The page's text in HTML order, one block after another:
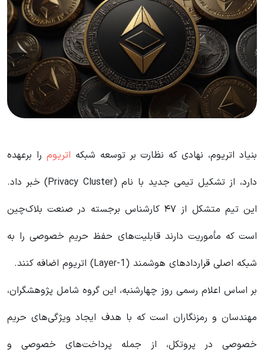
بنیاد اتریوم، نهادی که نظارت بر توسعه شبکه اتریوم را برعهده
دارد، از تشکیل تیمی جدید با نام (Privacy Cluster) خبر داد.
این تیم متشکل از ۴۷ کارشناس برجسته در صنعت بلاک‌چین
است که مأموریت دارند قابلیت‌های حفظ حریم خصوصی را به
شبکه اصلی قراردادهای هوشمند (Layer-1) اتریوم اضافه کنند.
بر اساس اعلام رسمی روز چهارشنبه، این گروه شامل پژوهشگران،
مهندسان و رمزنگاران است که با هدف ایجاد ویژگی‌های حریم
خصوصی در پروتکل، از جمله پرداخت‌های خصوصی و